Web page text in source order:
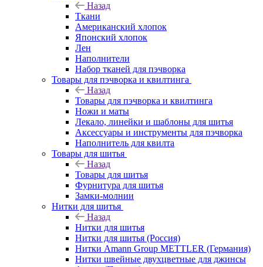
Назад
Ткани
Американский хлопок
Японский хлопок
Лен
Наполнители
Набор тканей для пэчворка
Товары для пэчворка и квилтинга
Назад
Товары для пэчворка и квилтинга
Ножи и маты
Лекало, линейки и шаблоны для шитья
Аксессуары и инструменты для пэчворка
Наполнитель для квилта
Товары для шитья
Назад
Товары для шитья
Фурнитура для шитья
Замки-молнии
Нитки для шитья
Назад
Нитки для шитья
Нитки для шитья (Россия)
Нитки Amann Group METTLER (Германия)
Нитки швейные двухцветные для джинсы